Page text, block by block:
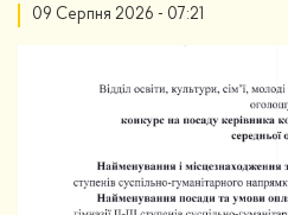
09 Серпня 2026 - 07:21